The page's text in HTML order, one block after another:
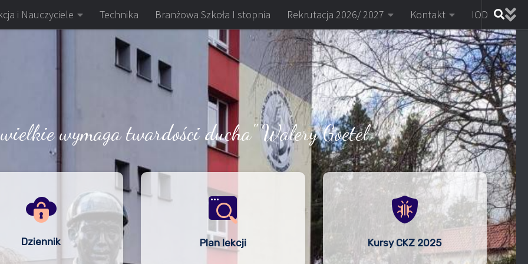
i Nauczyciele Technika Branżowa Szkoła I stopnia Rekrutacja 2026/ 2027 Kontakt IOD
wymaga twardości ducha" Walery Goetel
Dziennik Plan lekcji Kursy CKZ 2025